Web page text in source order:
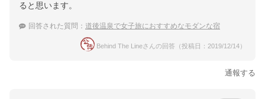
ると思います。
回答された質問： 道後温泉で女子旅におすすめなモダンな宿
Behind The Lineさんの回答（投稿日：2019/12/14）
通報する